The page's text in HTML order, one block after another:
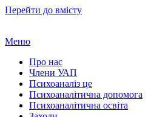
Перейти до вмісту
Меню
Про нас
Члени УАП
Психоаналіз це
Психоаналітична допомога
Психоаналітична освіта